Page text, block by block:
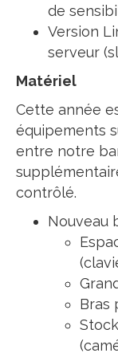
de
Version
serveur
Matériel
Cette année
équipements
entre notre
contrôlé.
Nouveau
Bras